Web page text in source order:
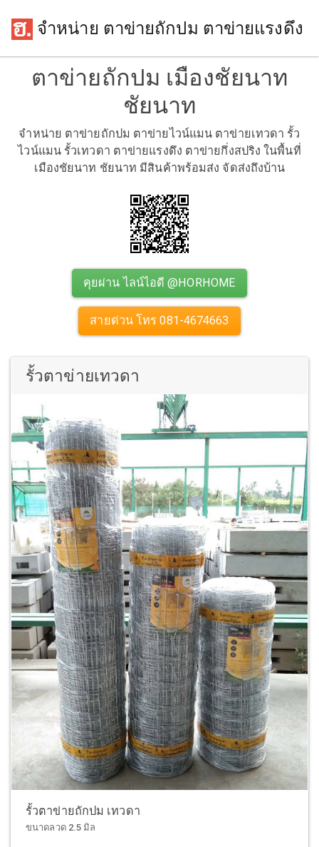
จำหน่าย ตาข่ายถักปม ตาข่ายแรงดึง
ตาข่ายถักปม เมืองชัยนาท
ชัยนาท
จำหน่าย ตาข่ายถักปม ตาข่ายไวน์แมน ตาข่ายเทวดา รั้ว
ไวน์แมน รั้วเทวดา ตาข่ายแรงดึง ตาข่ายกึ่งสปริง ในพื้นที่
เมืองชัยนาท ชัยนาท มีสินค้าพร้อมส่ง จัดส่งถึงบ้าน
คุยผ่าน ไลน์ไอดี @HORHOME
สายด่วน โทร 081-4674663
รั้วตาข่ายเทวดา
รั้วตาข่ายถักปม เทวดา
ขนาดลวด 2.5 มิล